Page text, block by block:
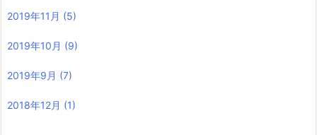
2019年11月 (5)
2019年10月 (9)
2019年9月 (7)
2018年12月 (1)